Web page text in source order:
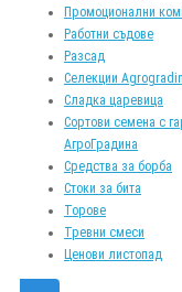
Промоционални
Работни съдове
Разсад
Селекции
Сладка царевица
Сортови семена с
АгроГрадина
Средства за борба
Стоки за бита
Торове
Тревни смеси
Ценови листопад